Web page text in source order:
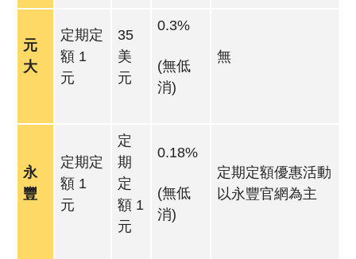
元
大
定期定
額 1
元
35
美
元
0.3%
(無低
消)
無
永
豐
定期定
額 1
元
定
期
定
額 1
元
0.18%
(無低
消)
定期定額優惠活動
以永豐官網為主